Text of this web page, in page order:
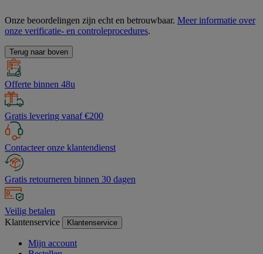
Onze beoordelingen zijn echt en betrouwbaar. Meer informatie over
onze verificatie- en controleprocedures.
Terug naar boven
Offerte binnen 48u
Gratis levering vanaf €200
Contacteer onze klantendienst
Gratis retourneren binnen 30 dagen
Veilig betalen
Klantenservice
Klantenservice
Mijn account